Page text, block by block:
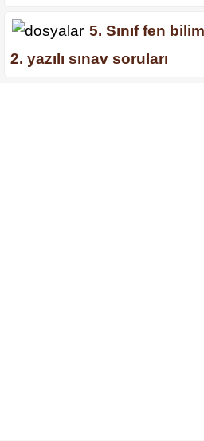
5. Sınıf fen
2. yazılı sınav soruları